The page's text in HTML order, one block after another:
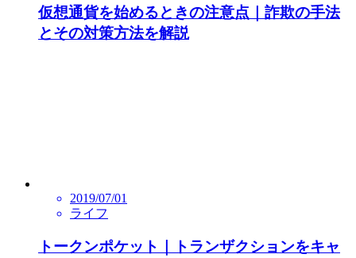
仮想通貨を始めるときの注意点｜詐欺の手法
とその対策方法を解説
2019/07/01
ライフ
トークンポケット｜トランザクションをキャ